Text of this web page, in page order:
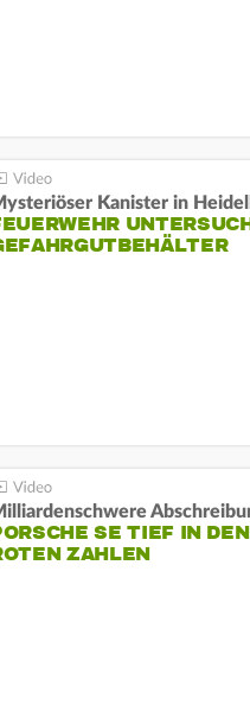
Kanister in
SE TIEF IN DEN
ZAHLEN